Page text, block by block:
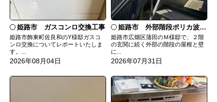
姫路市 ガスコンロ交換工事
姫路市飾東町佐良和のY様邸ガスコ
ンロ交換についてレポートいたしま
す。...
2026年08月04日
姫路市 外部階段ポリカ波板張替工事
姫路市広畑区蒲田のＭ様邸で、２階
の玄関に続く外部の階段の屋根と壁
に...
2026年07月31日